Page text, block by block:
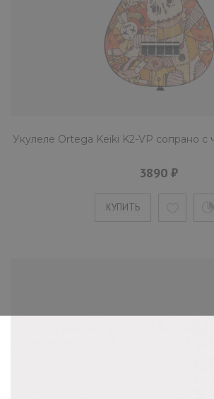
Укулеле Ortega Keiki K2-VP сопрано с
3890 ₽
КУПИТЬ